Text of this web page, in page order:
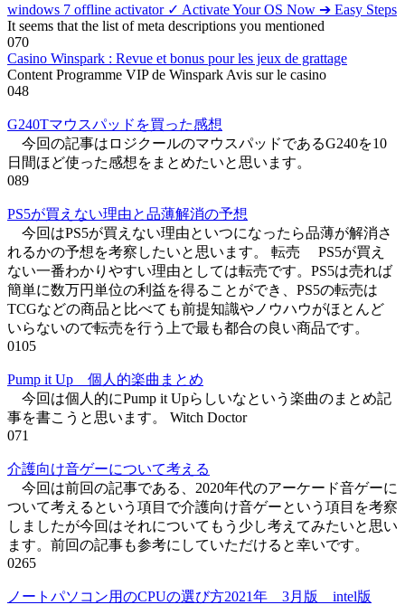
windows 7 offline activator ✓ Activate Your OS Now ➔ Easy Steps
It seems that the list of meta descriptions you mentioned
070
Casino Winspark : Revue et bonus pour les jeux de grattage
Content Programme VIP de Winspark Avis sur le casino
048
G240Tマウスパッドを買った感想
今回の記事はロジクールのマウスパッドであるG240を10
日間ほど使った感想をまとめたいと思います。
089
PS5が買えない理由と品薄解消の予想
今回はPS5が買えない理由といつになったら品薄が解消さ
れるかの予想を考察したいと思います。 転売 PS5が買え
ない一番わかりやすい理由としては転売です。PS5は売れば
簡単に数万円単位の利益を得ることができ、PS5の転売は
TCGなどの商品と比べても前提知識やノウハウがほとんど
いらないので転売を行う上で最も都合の良い商品です。
0105
Pump it Up 個人的楽曲まとめ
今回は個人的にPump it Upらしいなという楽曲のまとめ記
事を書こうと思います。 Witch Doctor
071
介護向け音ゲーについて考える
今回は前回の記事である、2020年代のアーケード音ゲーに
ついて考えるという項目で介護向け音ゲーという項目を考察
しましたが今回はそれについてもう少し考えてみたいと思い
ます。前回の記事も参考にしていただけると幸いです。
0265
ノートパソコン用のCPUの選び方2021年 3月版 intel版